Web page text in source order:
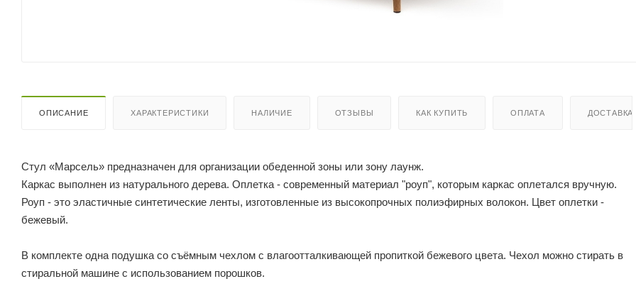
ОПИСАНИЕ ХАРАКТЕРИСТИКИ НАЛИЧИЕ ОТЗЫВЫ КАК КУПИТЬ ОПЛАТА ДОСТАВКА
Стул «Марсель» предназначен для организации обеденной зоны или зону лаунж.
Каркас выполнен из натурального дерева. Оплетка - современный материал "роуп", которым каркас оплетался вручную.
Роуп - это эластичные синтетические ленты, изготовленные из высокопрочных полиэфирных волокон. Цвет оплетки -
бежевый.
В комплекте одна подушка со съёмным чехлом с влагоотталкивающей пропиткой бежевого цвета. Чехол можно стирать в
стиральной машине с использованием порошков.